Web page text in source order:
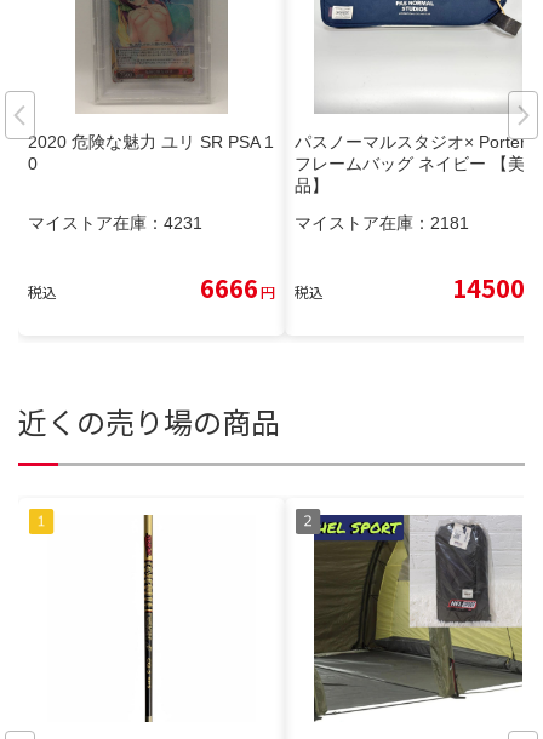
2020 危険な魅力 ユリ SR PSA 1
0
マイストア在庫： 4231
税込 6666円
パスノーマルスタジオ× Porter
フレームバッグ ネイビー 【美
品】
マイストア在庫： 2181
税込 14500
近くの売り場の商品